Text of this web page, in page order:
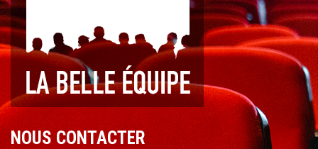
NOUS CONTACTER